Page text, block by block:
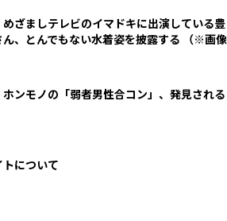
めざましテレビのイマドキに出演している豊
ん、とんでもない水着姿を披露する （※画像
ホンモノの「弱者男性合コン」、発見される
トについて